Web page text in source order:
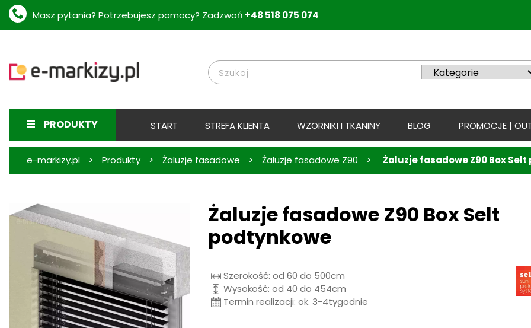
Masz pytania? Potrzebujesz pomocy? Zadzwoń +48 518 075 074
PRODUKTY START STREFA KLIENTA WZORNIKI I TKANINY BLOG PROMOCJE |
e-markizy.pl > Produkty > Żaluzje fasadowe > Żaluzje fasadowe Z90 > Żaluzje fasadowe Z90 Box
Żaluzje fasadowe Z90 Box Selt
podtynkowe
Szerokość: od 60 do 500cm
Wysokość: od 40 do 454cm
Termin realizacji: ok. 3-4tygodnie